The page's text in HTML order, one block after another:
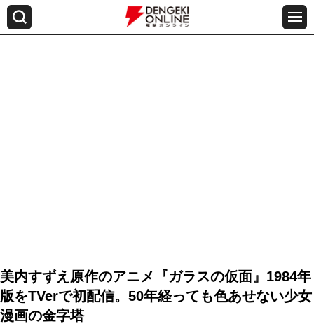
美内すずえ原作のアニメ『ガラスの仮面』1984年
版をTVerで初配信。50年経っても色あせない少女
漫画の金字塔